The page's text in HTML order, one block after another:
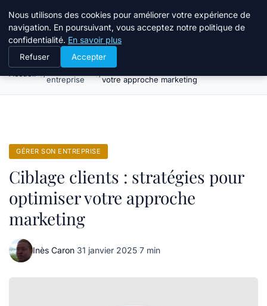
Bible Telemarketing
Gérer son
entreprise
Ciblage clients : stratégies pour optimiser
votre approche marketing
GÉRER SON ENTREPRISE
Ciblage clients : stratégies pour
optimiser votre approche
marketing
Inès Caron·31 janvier 2025·7 min
Nous utilisons des cookies pour améliorer votre expérience de
navigation. En poursuivant, vous acceptez notre politique de
confidentialité. En savoir plus
Refuser Accepter